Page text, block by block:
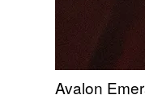
Avalon